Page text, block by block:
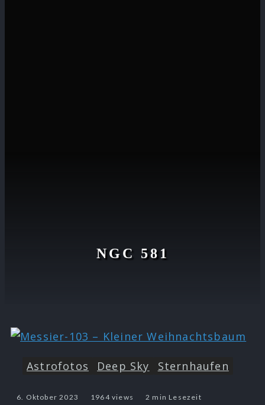
NGC 581
Astrofotos Deep Sky Sternhaufen
6. Oktober 2023 1964 views 2 min Lesezeit